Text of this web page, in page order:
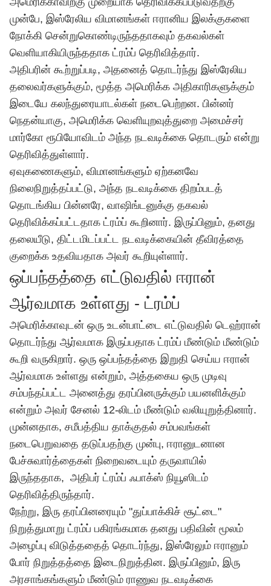
முன்பே, இஸ்ரேலிய விமானங்கள் ஈரானிய இலக்குகளை
நோக்கி சென்றுகொண்டிருந்ததாகவும் தகவல்கள்
வெளியாகியிருந்ததாக ட்ரம்ப் தெரிவித்தார்.
அதிபரின் கூற்றுப்படி, அதனைத் தொடர்ந்து இஸ்ரேலிய
தலைவர்களுக்கும், மூத்த அமெரிக்க அதிகாரிகளுக்கும்
இடையே கலந்துரையாடல்கள் நடைபெற்றன. பின்னர்
நெதன்யாகு, அமெரிக்க வெளியுறவுத்துறை அமைச்சர்
மார்கோ ரூபியோவிடம் அந்த நடவடிக்கை தொடரும் என்று
தெரிவித்துள்ளார்.
ஏவுகணைகளும், விமானங்களும் ஏற்கனவே
நிலைநிறுத்தப்பட்டு, அந்த நடவடிக்கை திறம்படத்
தொடங்கிய பின்னரே, வாஷிங்டனுக்கு தகவல்
தெரிவிக்கப்பட்டதாக ட்ரம்ப் கூறினார். இருப்பினும், தனது
தலையீடு, திட்டமிடப்பட்ட நடவடிக்கையின் தீவிரத்தை
குறைக்க உதவியதாக அவர் கூறியுள்ளார்.
ஒப்பந்தத்தை எட்டுவதில் ஈரான்
ஆர்வமாக உள்ளது - ட்ரம்ப்
அமெரிக்காவுடன் ஒரு உடன்பாட்டை எட்டுவதில் டெஹ்ரான்
தொடர்ந்து ஆர்வமாக இருப்பதாக ட்ரம்ப் மீண்டும் மீண்டும்
கூறி வருகிறார். ஒரு ஒப்பந்தத்தை இறுதி செய்ய ஈரான்
ஆர்வமாக உள்ளது என்றும், அத்தகைய ஒரு முடிவு
சம்பந்தப்பட்ட அனைத்து தரப்பினருக்கும் பயனளிக்கும்
என்றும் அவர் சேனல் 12-லிடம் மீண்டும் வலியுறுத்தினார்.
முன்னதாக, சமீபத்திய தாக்குதல் சம்பவங்கள்
நடைபெறுவதை தடுப்பதற்கு முன்பு, ஈரானுடனான
பேச்சுவார்த்தைகள் நிறைவடையும் தருவாயில்
இருந்ததாக, அதிபர் ட்ரம்ப் ஃபாக்ஸ் நியூஸிடம்
தெரிவித்திருந்தார்.
நேற்று, இரு தரப்பினரையும் "துப்பாக்கிச் சூட்டை"
நிறுத்துமாறு ட்ரம்ப் பகிரங்கமாக தனது பதிவின் மூலம்
அழைப்பு விடுத்ததைத் தொடர்ந்து, இஸ்ரேலும் ஈரானும்
போர் நிறுத்தத்தை இடைநிறுத்தின. இருப்பினும், இரு
அரசாங்கங்களும் மீண்டும் ராணுவ நடவடிக்கை